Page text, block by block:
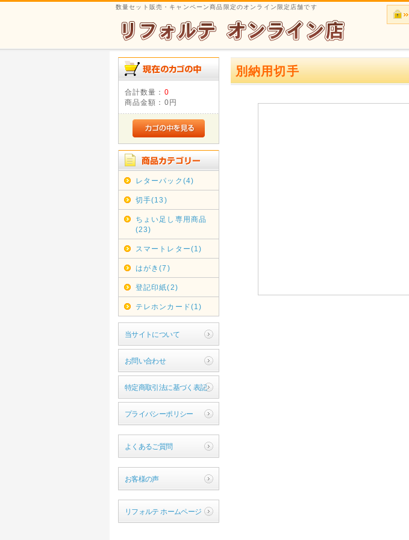
数量セット販売・キャンペーン商品限定のオンライン限定店舗です
合計数量： 0
商品金額： 0円
レターパック(4)
切手(13)
ちょい足し専用商品
(23)
スマートレター(1)
はがき(7)
登記印紙(2)
テレホンカード(1)
当サイトについて
お問い合わせ
特定商取引法に基づく表記
プライバシーポリシー
よくあるご質問
お客様の声
リフォルテ ホームページ
別納用切手